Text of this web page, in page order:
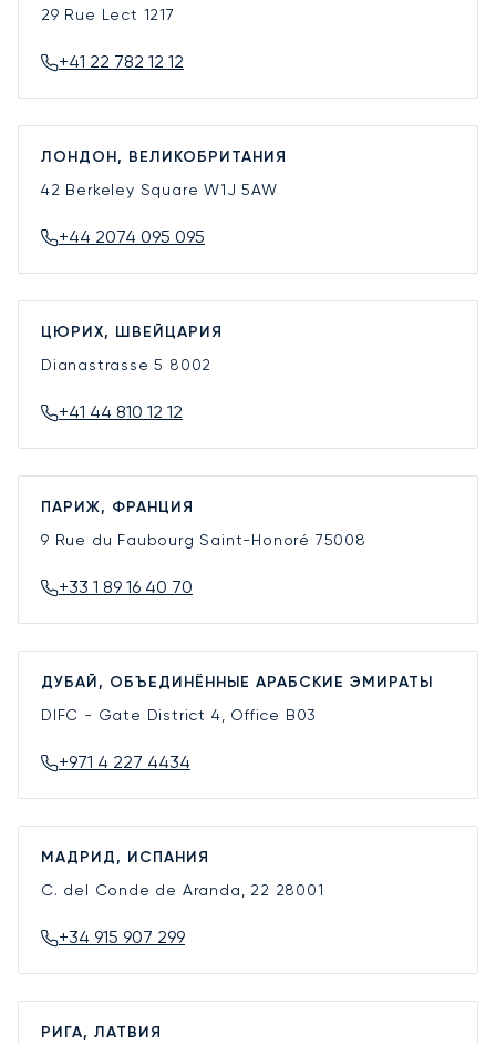
29 Rue Lect 1217
+41 22 782 12 12
ЛОНДОН, ВЕЛИКОБРИТАНИЯ
42 Berkeley SquareW1J 5AW
+44 2074 095 095
ЦЮРИХ, ШВЕЙЦАРИЯ
Dianastrasse 5 8002
+41 44 810 12 12
ПАРИЖ, ФРАНЦИЯ
9 Rue du Faubourg Saint-Honoré 75008
+33 1 89 16 40 70
ДУБАЙ, ОБЪЕДИНЁННЫЕ АРАБСКИЕ ЭМИРАТЫ
DIFC - Gate District 4, Office B03
+971 4 227 4434
МАДРИД, ИСПАНИЯ
C. del Conde de Aranda, 22 28001
+34 915 907 299
РИГА, ЛАТВИЯ